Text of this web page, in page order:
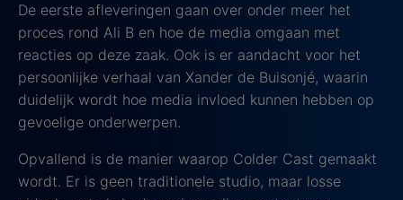
De eerste afleveringen gaan over onder meer het
proces rond Ali B en hoe de media omgaan met
reacties op deze zaak. Ook is er aandacht voor het
persoonlijke verhaal van Xander de Buisonjé, waarin
duidelijk wordt hoe media invloed kunnen hebben op
gevoelige onderwerpen.
Opvallend is de manier waarop Colder Cast gemaakt
wordt. Er is geen traditionele studio, maar losse